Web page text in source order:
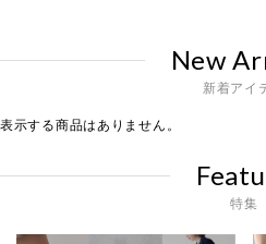
New
新着アイ
表示する商品はありません。
特集